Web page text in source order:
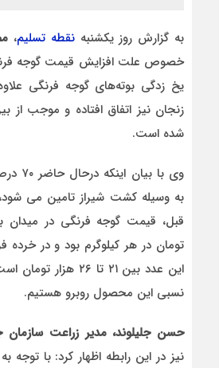
به گزارش روز یکشنبهنقطه تسلیم،
خصوص علت افزایش قیمت گوجه فرنگی
یخ زدگی بوته‌های گوجه فرنگی
زنجان نیز اتفاق افتاده و موجب
شده است.
وی با
تومان در هر کیلوگرم بود و در
این عدد بین ۲۱ تا ۲۶
نسبی این محصول روبرو هستیم.
حسن جلیلوند، مدیر زراعت سازمان
نیز در این رابطه اظهار کرد: با